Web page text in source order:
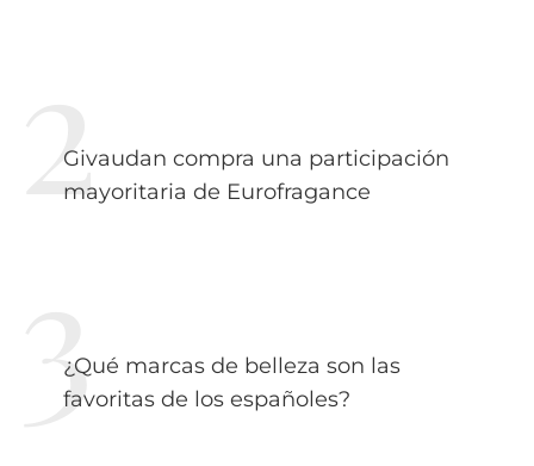
Givaudan compra una participación
mayoritaria de Eurofragance
¿Qué marcas de belleza son las
favoritas de los españoles?